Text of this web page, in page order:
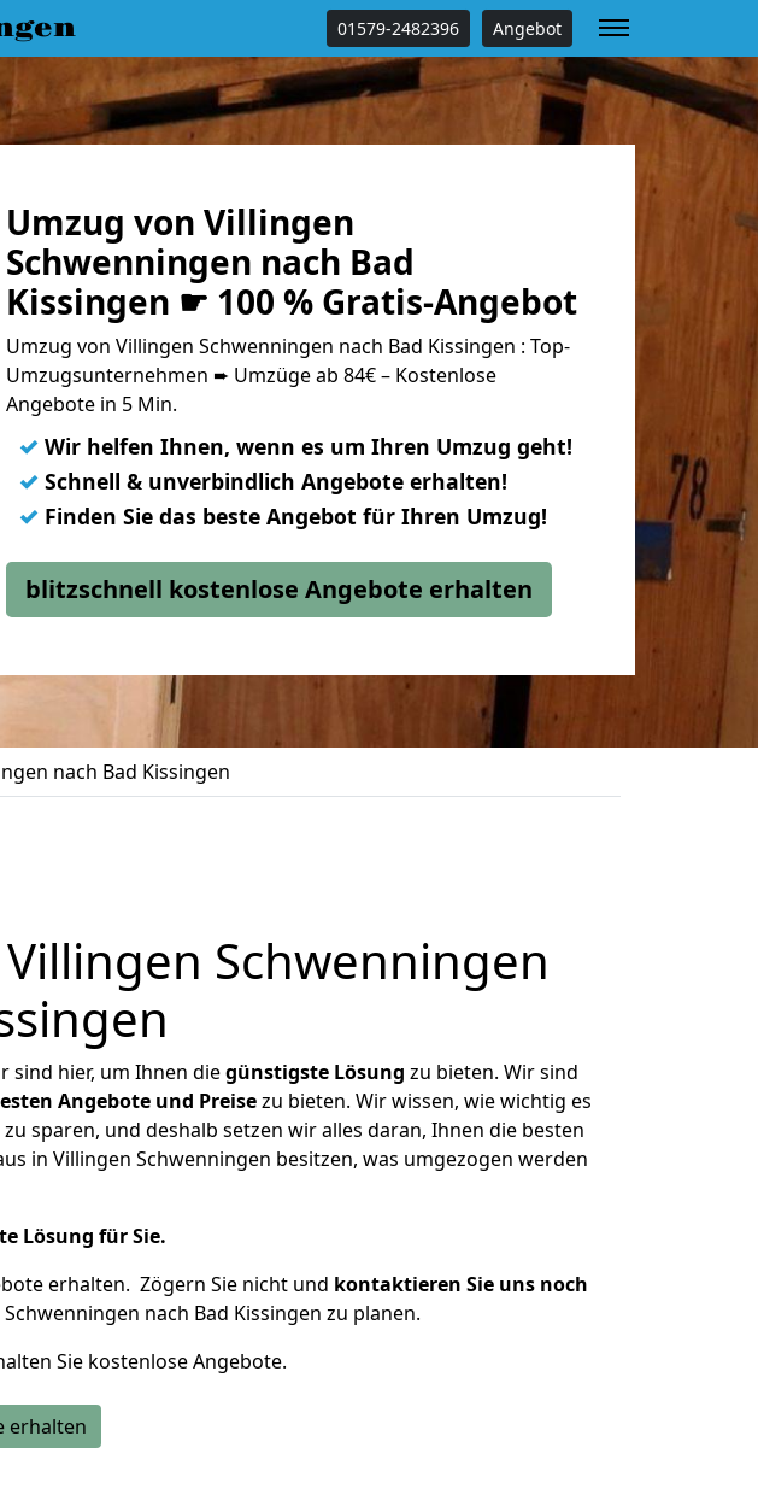
01579-2482396 Angebot
Umzug von Villingen
Schwenningen nach Bad
Kissingen ☛ 100 % Gratis-Angebot
Umzug von Villingen Schwenningen nach Bad Kissingen : Top-
Umzugsunternehmen ➨ Umzüge ab 84€ – Kostenlose
Angebote in 5 Min.
✓ Wir helfen Ihnen, wenn es um Ihren Umzug geht!
✓ Schnell & unverbindlich Angebote erhalten!
✓ Finden Sie das beste Angebot für Ihren Umzug!
blitzschnell kostenlose Angebote erhalten
nach Bad Kissingen
Schwenningen
sind hier, um Ihnen diegünstigste Lösung zu bieten. Wir sind
Angebote und Preisezu bieten. Wir wissen, wie wichtig es
sparen, und deshalb setzen wir alles daran, Ihnen die besten
in Villingen Schwenningen besitzen, was umgezogen werden
Lösung für Sie.
erhalten. Zögern Sie nicht und kontaktieren Sie uns noch
nach Bad Kissingen zu planen.
Sie kostenlose Angebote.
erhalten